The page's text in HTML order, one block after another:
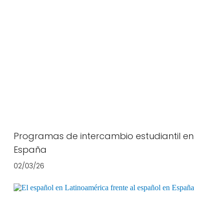
Programas de intercambio estudiantil en
España
02/03/26